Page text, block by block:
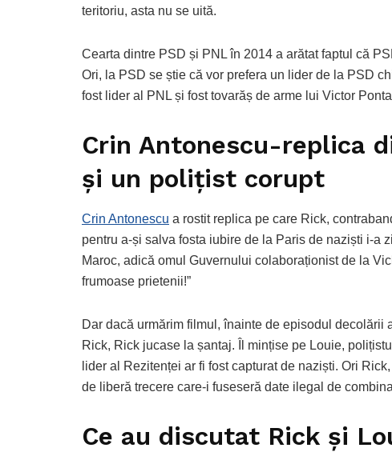
teritoriu, asta nu se uită.
Cearta dintre PSD și PNL în 2014 a arătat faptul că
Ori, la PSD se știe că vor prefera un lider de la PSD
fost lider al PNL și fost tovarăș de arme lui Victor
Crin Antonescu-replica
și un polițist corupt
Crin Antonescu a rostit replica pe care Rick,
pentru a-și salva fosta iubire de la Paris de naziști i-a
Maroc, adică omul Guvernului colaboraționist de la
frumoase prietenii!”
Dar dacă urmărim filmul, înainte de episodul
Rick, Rick jucase la șantaj. Îl mințise pe Louie,
lider al Rezitenței ar fi fost capturat de naziști. Ori
de liberă trecere care-i fuseseră date ilegal de
Ce au discutat Rick și